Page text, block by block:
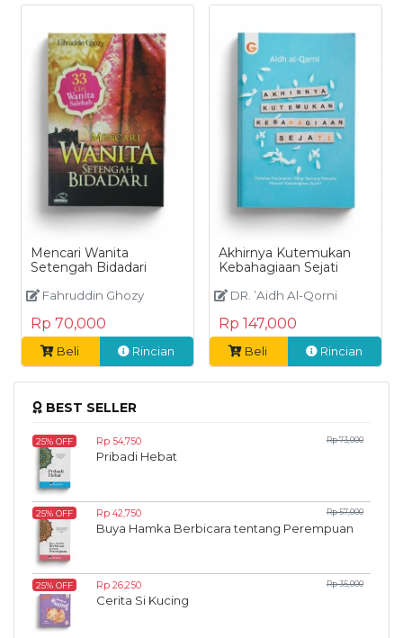
Mencari Wanita
Setengah Bidadari
Fahruddin Ghozy
Rp 70,000
Beli Rincian
Akhirnya Kutemukan
Kebahagiaan Sejati
DR. ’Aidh Al-Qorni
Rp 147,000
Beli Rincian
BEST SELLER
25% OFF Rp 54,750 Rp 73,000
Pribadi Hebat
25% OFF Rp 42,750 Rp 57,000
Buya Hamka Berbicara tentang Perempuan
25% OFF Rp 26,250 Rp 35,000
Cerita Si Kucing